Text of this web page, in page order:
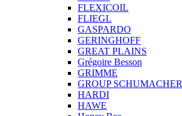
FLEXICOIL
FLIEGL
GASPARDO
GERINGHOFF
GREAT PLAINS
Grégoire Besson
GRIMME
GROUP SCHUMACHER
HARDI
HAWE